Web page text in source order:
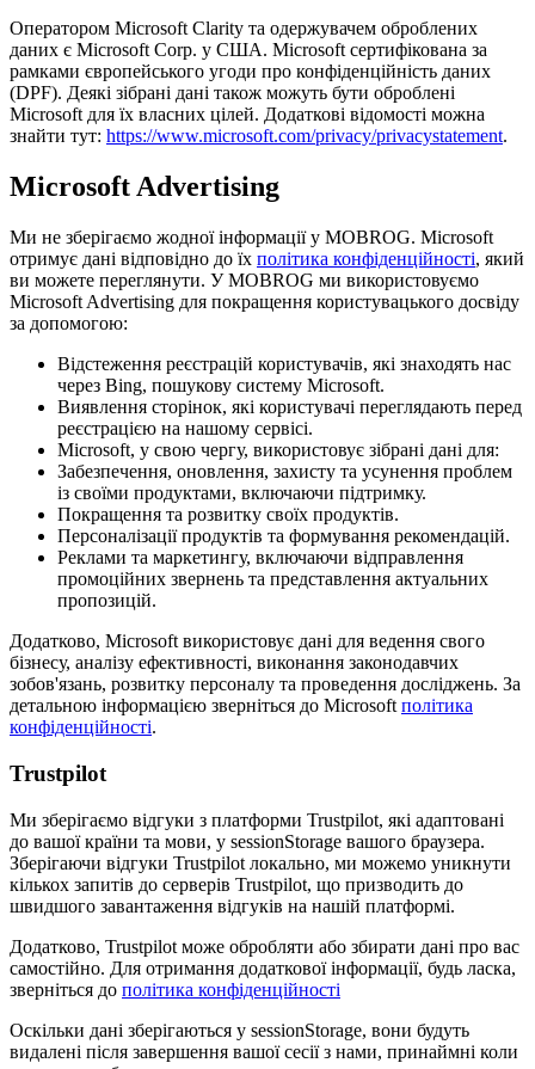
Оператором Microsoft Clarity та одержувачем оброблених
даних є Microsoft Corp. у США. Microsoft сертифікована за
рамками європейського угоди про конфіденційність даних
(DPF). Деякі зібрані дані також можуть бути оброблені
Microsoft для їх власних цілей. Додаткові відомості можна
знайти тут: https://www.microsoft.com/privacy/privacystatement.
Microsoft Advertising
Ми не зберігаємо жодної інформації у MOBROG. Microsoft
отримує дані відповідно до їх політика конфіденційності, який
ви можете переглянути. У MOBROG ми використовуємо
Microsoft Advertising для покращення користувацького досвіду
за допомогою:
Відстеження реєстрацій користувачів, які знаходять нас
через Bing, пошукову систему Microsoft.
Виявлення сторінок, які користувачі переглядають перед
реєстрацією на нашому сервісі.
Microsoft, у свою чергу, використовує зібрані дані для:
Забезпечення, оновлення, захисту та усунення проблем
із своїми продуктами, включаючи підтримку.
Покращення та розвитку своїх продуктів.
Персоналізації продуктів та формування рекомендацій.
Реклами та маркетингу, включаючи відправлення
промоційних звернень та представлення актуальних
пропозицій.
Додатково, Microsoft використовує дані для ведення свого
бізнесу, аналізу ефективності, виконання законодавчих
зобов'язань, розвитку персоналу та проведення досліджень. За
детальною інформацією зверніться до Microsoft політика
конфіденційності.
Trustpilot
Ми зберігаємо відгуки з платформи Trustpilot, які адаптовані
до вашої країни та мови, у sessionStorage вашого браузера.
Зберігаючи відгуки Trustpilot локально, ми можемо уникнути
кількох запитів до серверів Trustpilot, що призводить до
швидшого завантаження відгуків на нашій платформі.
Додатково, Trustpilot може обробляти або збирати дані про вас
самостійно. Для отримання додаткової інформації, будь ласка,
зверніться до політика конфіденційності
Оскільки дані зберігаються у sessionStorage, вони будуть
видалені після завершення вашої сесії з нами, принаймні коли